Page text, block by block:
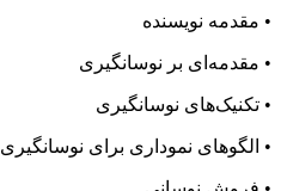
• مقدمه نویسنده
• مقدمه‌ای بر نوسانگیری
• تکنیک‌های نوسانگیری
• الگوهای نموداری برای نوسانگیری